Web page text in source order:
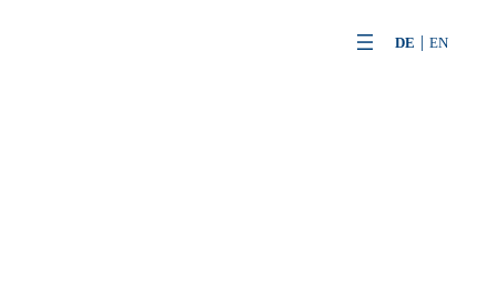
DE EN